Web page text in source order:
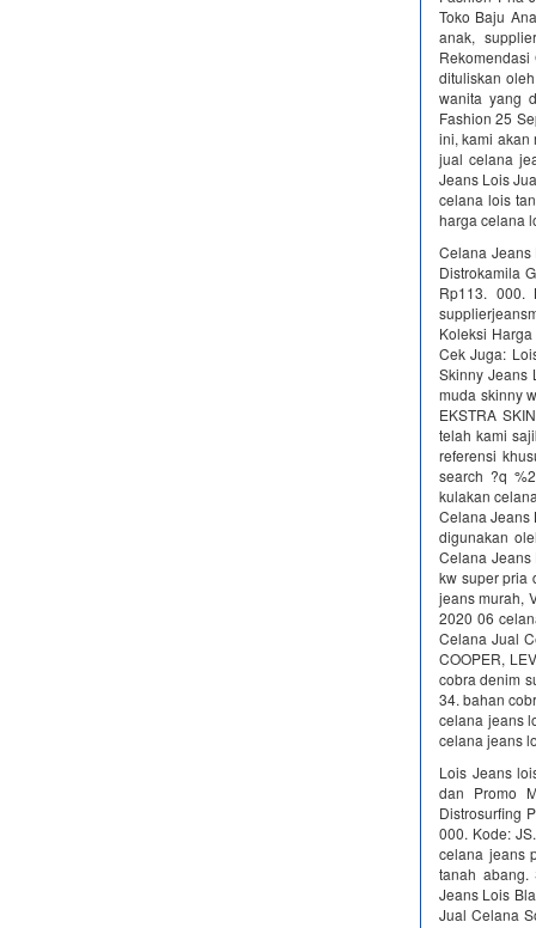
Toko Baju
anak,
dituliskan
wanita yang
Fashion 25
ini, kami akan
jual celana
Jeans Lois
celana lois
harga celana
Celana Jeans
Distrokamila
Rp113. 000.
Koleksi
Cek Juga:
Skinny Jeans
muda skinny
EKSTRA
telah kami
referensi
search ?q
kulakan
Celana Jeans
digunakan
Celana Jeans
kw super pria
jeans murah,
2020 06
Celana Jual
COOPER,
cobra denim
34. bahan
celana jeans
celana jeans
Lois Jeans
dan Promo
Distrosurfing
000. Kode:
celana jeans
tanah abang.
Jeans Lois
Jual Celana